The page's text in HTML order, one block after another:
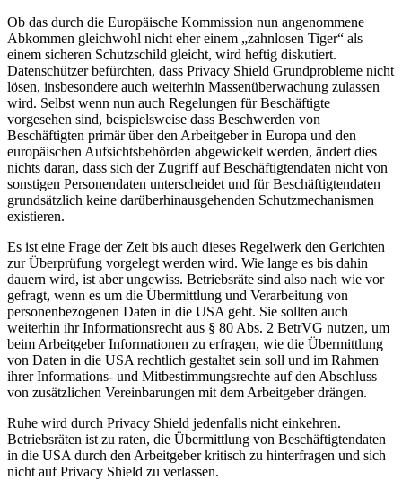
Ob das durch die Europäische Kommission nun angenommene
Abkommen gleichwohl nicht eher einem „zahnlosen Tiger“ als
einem sicheren Schutzschild gleicht, wird heftig diskutiert.
Datenschützer befürchten, dass Privacy Shield Grundprobleme nicht
lösen, insbesondere auch weiterhin Massenüberwachung zulassen
wird. Selbst wenn nun auch Regelungen für Beschäftigte
vorgesehen sind, beispielsweise dass Beschwerden von
Beschäftigten primär über den Arbeitgeber in Europa und den
europäischen Aufsichtsbehörden abgewickelt werden, ändert dies
nichts daran, dass sich der Zugriff auf Beschäftigtendaten nicht von
sonstigen Personendaten unterscheidet und für Beschäftigtendaten
grundsätzlich keine darüberhinausgehenden Schutzmechanismen
existieren.
Es ist eine Frage der Zeit bis auch dieses Regelwerk den Gerichten
zur Überprüfung vorgelegt werden wird. Wie lange es bis dahin
dauern wird, ist aber ungewiss. Betriebsräte sind also nach wie vor
gefragt, wenn es um die Übermittlung und Verarbeitung von
personenbezogenen Daten in die USA geht. Sie sollten auch
weiterhin ihr Informationsrecht aus § 80 Abs. 2 BetrVG nutzen, um
beim Arbeitgeber Informationen zu erfragen, wie die Übermittlung
von Daten in die USA rechtlich gestaltet sein soll und im Rahmen
ihrer Informations- und Mitbestimmungsrechte auf den Abschluss
von zusätzlichen Vereinbarungen mit dem Arbeitgeber drängen.
Ruhe wird durch Privacy Shield jedenfalls nicht einkehren.
Betriebsräten ist zu raten, die Übermittlung von Beschäftigtendaten
in die USA durch den Arbeitgeber kritisch zu hinterfragen und sich
nicht auf Privacy Shield zu verlassen.